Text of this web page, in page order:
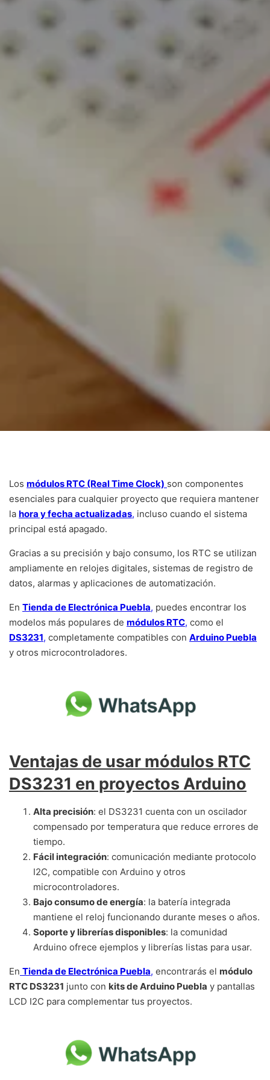
Los módulos RTC (Real Time Clock) son componentes
esenciales para cualquier proyecto que requiera mantener
la hora y fecha actualizadas, incluso cuando el sistema
principal está apagado.
Gracias a su precisión y bajo consumo, los RTC se utilizan
ampliamente en relojes digitales, sistemas de registro de
datos, alarmas y aplicaciones de automatización.
En Tienda de Electrónica Puebla, puedes encontrar los
modelos más populares de módulos RTC, como el
DS3231, completamente compatibles con Arduino Puebla
y otros microcontroladores.
Ventajas de usar módulos RTC
DS3231 en proyectos Arduino
Alta precisión: el DS3231 cuenta con un oscilador
compensado por temperatura que reduce errores de
tiempo.
Fácil integración: comunicación mediante protocolo
I2C, compatible con Arduino y otros
microcontroladores.
Bajo consumo de energía: la batería integrada
mantiene el reloj funcionando durante meses o años.
Soporte y librerías disponibles: la comunidad
Arduino ofrece ejemplos y librerías listas para usar.
En Tienda de Electrónica Puebla, encontrarás el módulo
RTC DS3231 junto con kits de Arduino Puebla y pantallas
LCD I2C para complementar tus proyectos.